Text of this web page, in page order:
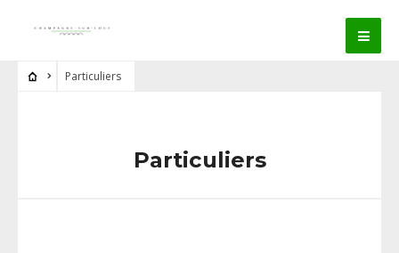
Particuliers
Particuliers